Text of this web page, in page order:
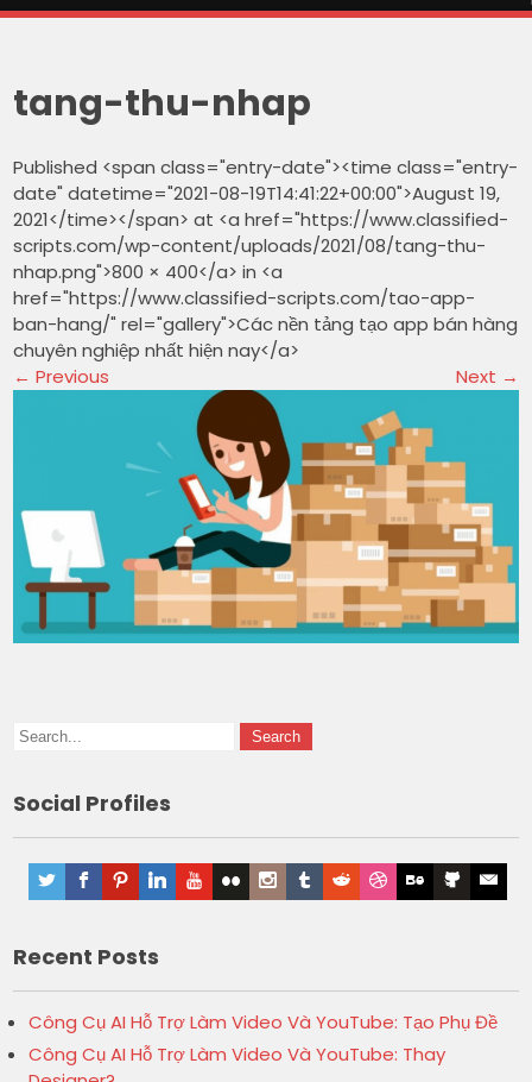
tang-thu-nhap
Published <span class="entry-date"><time class="entry-
date" datetime="2021-08-19T14:41:22+00:00">August 19,
2021</time></span> at <a href="https://www.classified-
scripts.com/wp-content/uploads/2021/08/tang-thu-
nhap.png">800 × 400</a> in <a
href="https://www.classified-scripts.com/tao-app-
ban-hang/" rel="gallery">Các nền tảng tạo app bán hàng
chuyên nghiệp nhất hiện nay</a>
← Previous Next →
Social Profiles
Recent Posts
Công Cụ AI Hỗ Trợ Làm Video Và YouTube: Tạo Phụ Đề
Công Cụ AI Hỗ Trợ Làm Video Và YouTube: Thay